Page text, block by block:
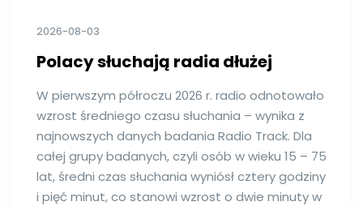
2026-08-03
Polacy słuchają radia dłużej
W pierwszym półroczu 2026 r. radio odnotowało
wzrost średniego czasu słuchania – wynika z
najnowszych danych badania Radio Track. Dla
całej grupy badanych, czyli osób w wieku 15 – 75
lat, średni czas słuchania wyniósł cztery godziny
i pięć minut, co stanowi wzrost o dwie minuty w